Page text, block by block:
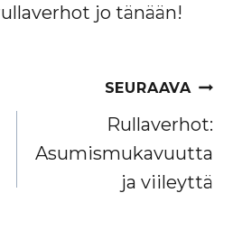
jo tänään!
SEURAAVA
Rullaverhot:
Asumismukavuutta
ja viileyttä